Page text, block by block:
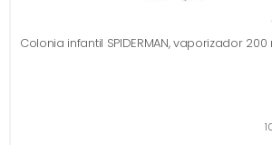
Colonia infantil SPIDERMAN, vaporizador 200